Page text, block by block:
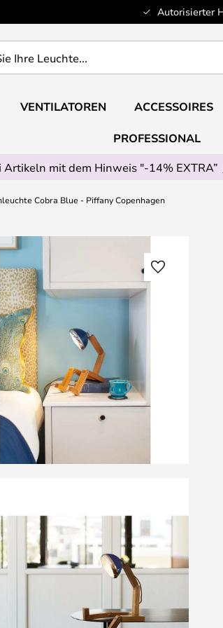
Autorisierter
VENTILATOREN ACCESSOIRES
PROFESSIONAL
mit dem Hinweis "-14% EXTRA”
Cobra Blue - Piffany Copenhagen